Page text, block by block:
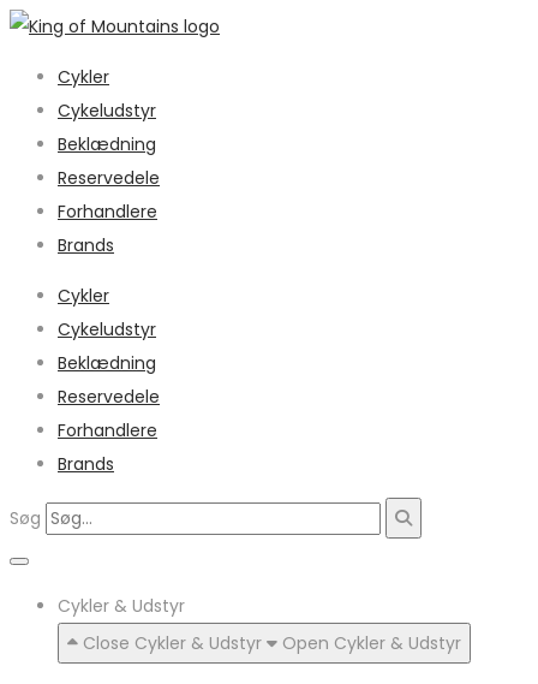
Cykler
Cykeludstyr
Beklædning
Reservedele
Forhandlere
Brands
Cykler
Cykeludstyr
Beklædning
Reservedele
Forhandlere
Brands
Søg
Cykler & Udstyr
Close Cykler & Udstyr
Open Cykler & Udstyr